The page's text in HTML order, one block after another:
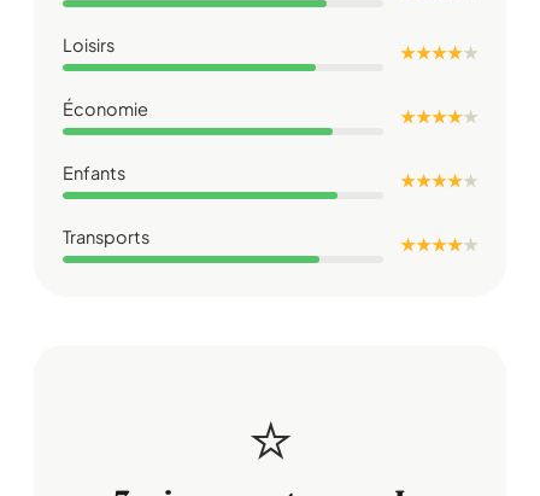
Loisirs ★ ★ ★ ★★
Économie ★ ★ ★ ★★
Enfants ★ ★ ★ ★★
Transports ★ ★ ★ ★★
⭐